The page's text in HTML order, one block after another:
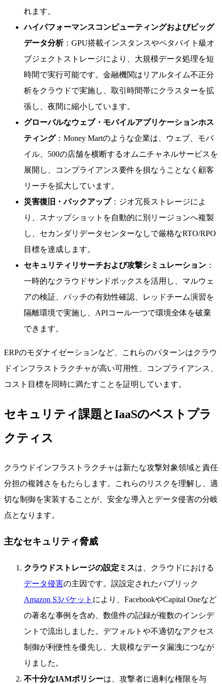
れます。
ハイパフォーマンスコンピューティングおよびビッグ
データ分析：GPU搭載インスタンスやペタバイト級オ
ブジェクトストレージにより、大規模データ処理を短
時間で実行可能です。金融機関はリアルタイム不正分
析をクラウドで実施し、取引時間帯にクラスターを拡
張し、夜間に縮小しています。
グローバルなウェブ・モバイルアプリケーションホス
ティング：Money Martのような企業は、ウェブ、モバ
イル、500の店舗を横断するオムニチャネルサービスを
展開し、コンプライアンス要件を損なうことなく顧客
リーチを拡大しています。
災害復旧・バックアップ：ジオ冗長ストレージによ
り、スナップショットを自動的に別リージョンへ複製
し、セカンダリデータセンターなしで厳格なRTO/RPO
目標を達成します。
セキュリティリサーチおよび攻撃シミュレーション ：
一時的なクラウドサンドボックスを活用し、マルウェ
アの検証、パッチの有効性確認、レッドチーム演習を
隔離環境で実施し、APIコール一つで環境全体を破棄
できます。
ERPのモダナイゼーションなど、これらのパターンはクラウ
ドインフラストラクチャが高い可用性、コンプライアンス、
コスト目標を同時に満たすことを証明しています。
セキュリティ課題とIaaSのベストプラ
クティス
クラウドインフラストラクチャは新たな攻撃対象領域と責任
分担の複雑さをもたらします。これらのリスクを理解し、適
切な制御を実装することが、安全な導入とデータ侵害の分岐
点となります。
主なセキュリティ脅威
クラウドストレージの設定ミスは、クラウドにおける
データ侵害の主因です。誤設定されたパブリック
Amazon S3バケット により、FacebookやCapital Oneなど
の著名な事例を含め、数億件の記録が複数のインシデ
ントで流出しました。デフォルトや不適切なアクセス
制御が利便性を優先し、大規模なデータ漏洩につなが
りました。
不十分なIAMポリシーは、攻撃者に過剰な権限を与